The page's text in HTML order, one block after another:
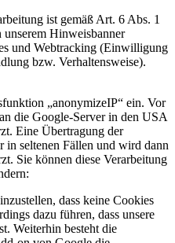
ist gemäß Art. 6 Abs. 1
Hinweisbanner
und Webtracking (Einwilligung
bzw. Verhaltensweise).
„anonymizeIP“ ein. Vor
die Google-Server in den USA
Eine Übertragung der
in seltenen Fällen und wird dann
Sie können diese Verarbeitung
dass keine Cookies
dazu führen, dass unsere
Weiterhin besteht die